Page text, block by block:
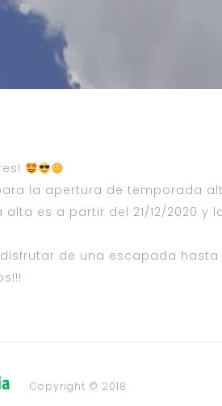
la apertura de temporada
es a partir del 21/12/2020 y
disfrutar de una escapada
Copyright © 2018